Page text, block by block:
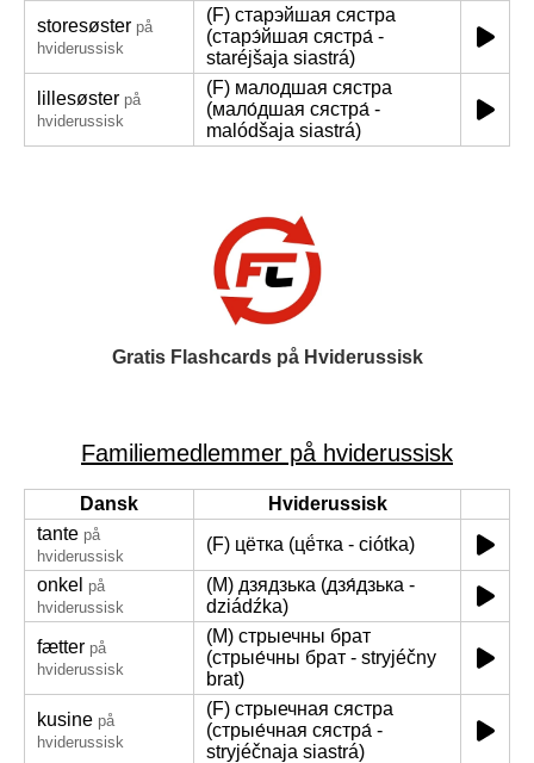
storesøster på
hviderussisk
(F) старэйшая сястра
(старэ́йшая сястра́ -
staréjšaja siastrá)
lillesøster på
hviderussisk
(F) малодшая сястра
(мало́дшая сястра́ -
malódšaja siastrá)
Gratis Flashcards på Hviderussisk
Familiemedlemmer på hviderussisk
Dansk
Hviderussisk
tante på
hviderussisk
(F) цётка (цё́тка - ciótka)
onkel på
hviderussisk
(M) дзядзька (дзя́дзька -
dziádźka)
fætter på
hviderussisk
(M) стрыечны брат
(стрые́чны брат - stryjéčny
brat)
kusine på
hviderussisk
(F) стрыечная сястра
(стрые́чная сястра́ -
stryjéčnaja siastrá)